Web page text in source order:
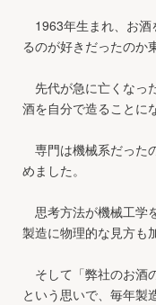
1963年生まれ、お酒
るのが好きだったのか
先代が急に亡くなっ
酒を自分で造ることに
専門は機械系だった
めました。
思考方法が機械工学
製造に物理的な見方も
そして「弊社のお酒
という思いで、毎年